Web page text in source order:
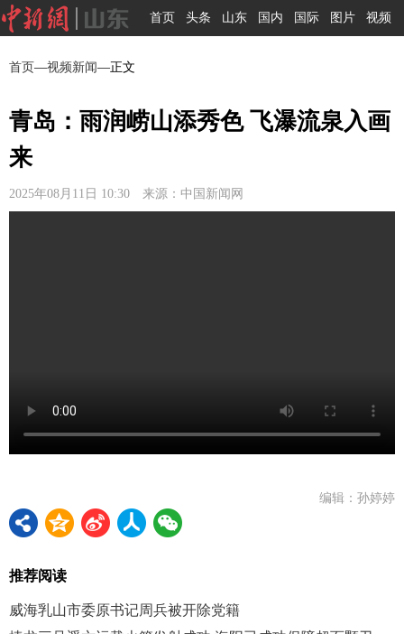
首页 头条 山东 国内 国际 图片 视频
首页—视频新闻—正文
青岛：雨润崂山添秀色 飞瀑流泉入画
来
2025年08月11日 10:30 来源：中国新闻网
编辑：孙婷婷
推荐阅读
威海乳山市委原书记周兵被开除党籍